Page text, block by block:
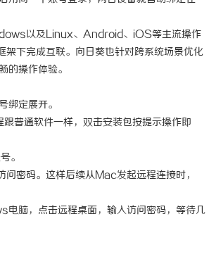
以及Linux、Android、iOS等主流操作
下完成互联。向日葵也针对跨系统场景优化
的操作体验。
定展开。
普通软件一样，双击安装包按提示操作即
。
密码。这样后续从Mac发起远程连接时，
脑，点击远程桌面，输入访问密码，等待几